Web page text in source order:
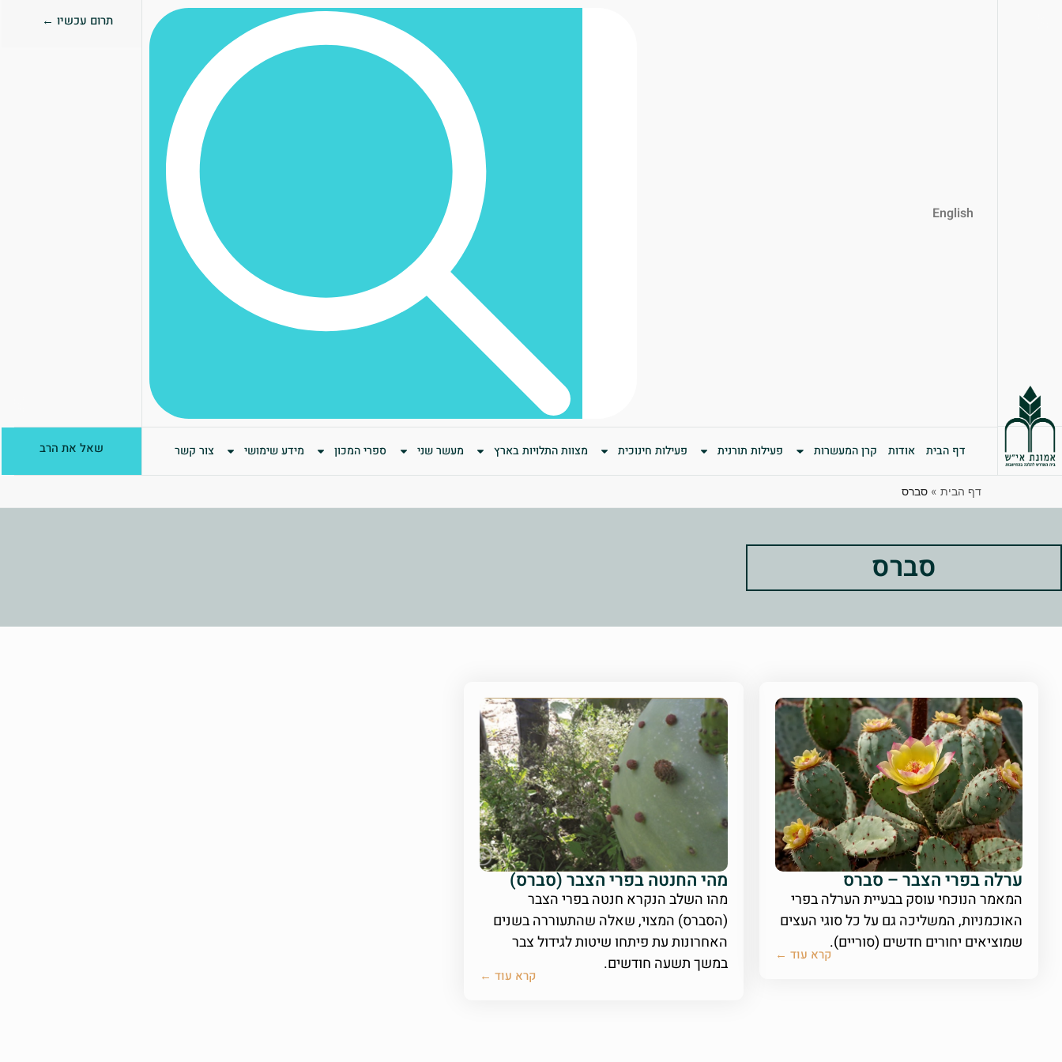
English
תרום עכשיו ←
דף הבית אודות קרן המעשרות פעילות תורנית פעילות חינוכית מצוות התלויות בארץ מעשר שני ספרי המכון מידע שימושי צור קשר שאל את הרב
דף הבית » סברס
סברס
ערלה בפרי הצבר – סברס
המאמר הנוכחי עוסק בבעיית הערלה בפרי
האוכמניות, המשליכה גם על כל סוגי העצים
שמוציאים יחורים חדשים (סוריים).
קרא עוד ←
מהי החנטה בפרי הצבר (סברס)
מהו השלב הנקרא חנטה בפרי הצבר
(הסברס) המצוי, שאלה שהתעוררה בשנים
האחרונות עת פיתחו שיטות לגידול צבר
במשך תשעה חודשים.
קרא עוד ←